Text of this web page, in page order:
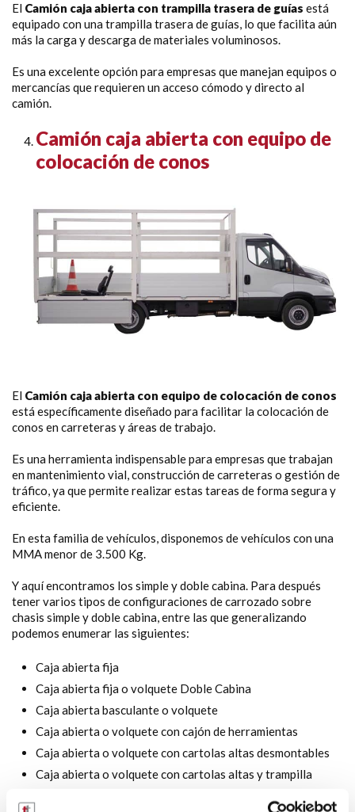
El Camión caja abierta con trampilla trasera de guías está
equipado con una trampilla trasera de guías, lo que facilita aún
más la carga y descarga de materiales voluminosos.
Es una excelente opción para empresas que manejan equipos o
mercancías que requieren un acceso cómodo y directo al
camión.
Camión caja abierta con equipo de
colocación de conos
El Camión caja abierta con equipo de colocación de conos
está específicamente diseñado para facilitar la colocación de
conos en carreteras y áreas de trabajo.
Es una herramienta indispensable para empresas que trabajan
en mantenimiento vial, construcción de carreteras o gestión de
tráfico, ya que permite realizar estas tareas de forma segura y
eficiente.
En esta familia de vehículos, disponemos de vehículos con una
MMA menor de 3.500 Kg.
Y aquí encontramos los simple y doble cabina. Para después
tener varios tipos de configuraciones de carrozado sobre
chasis simple y doble cabina, entre las que generalizando
podemos enumerar las siguientes:
Caja abierta fija
Caja abierta fija o volquete Doble Cabina
Caja abierta basculante o volquete
Caja abierta o volquete con cajón de herramientas
Caja abierta o volquete con cartolas altas desmontables
Caja abierta o volquete con cartolas altas y trampilla